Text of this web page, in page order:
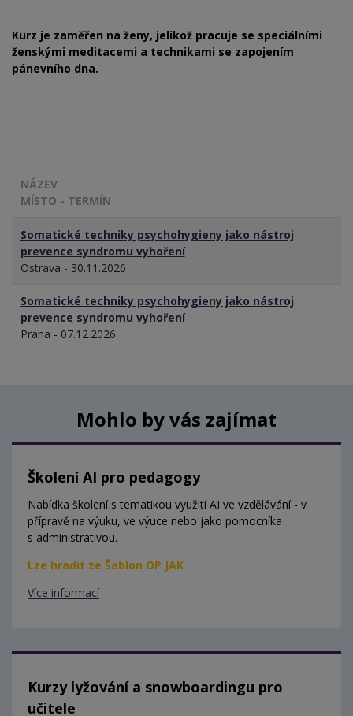
Kurz je zaměřen na ženy, jelikož pracuje se speciálními
ženskými meditacemi a technikami se zapojením
pánevního dna.
NÁZEV
MÍSTO - TERMÍN
Somatické techniky psychohygieny jako nástroj
prevence syndromu vyhoření
Ostrava - 30.11.2026
Somatické techniky psychohygieny jako nástroj
prevence syndromu vyhoření
Praha - 07.12.2026
Mohlo by vás zajímat
Školení AI pro pedagogy
Nabídka školení s tematikou využití AI ve vzdělávání - v
přípravě na výuku, ve výuce nebo jako pomocníka
s administrativou.
Lze hradit ze Šablon OP JAK
Více informací
Kurzy lyžování a snowboardingu pro
učitele